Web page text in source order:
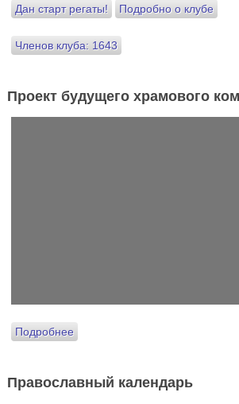
Дан старт регаты! Подробно о клубе
Членов клуба: 1643
Проект будущего храмового
Подробнее
Православный календарь